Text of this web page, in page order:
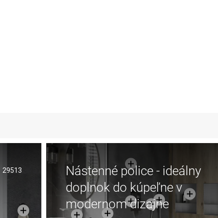
29513
Nástenné police - ideálny
doplnok do kúpeľne v
modernom dizajne